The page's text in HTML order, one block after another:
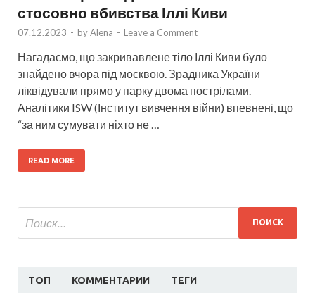
стосовно вбивства Іллі Киви
07.12.2023 - byAlena - Leave a Comment
Нагадаємо, що закривавлене тіло Іллі Киви було
знайдено вчора під москвою. Зрадника України
ліквідували прямо у парку двома пострілами.
Аналітики ISW (Інститут вивчення війни) впевнені, що
“за ним сумувати ніхто не …
READ MORE
ТОП КОММЕНТАРИИ ТЕГИ